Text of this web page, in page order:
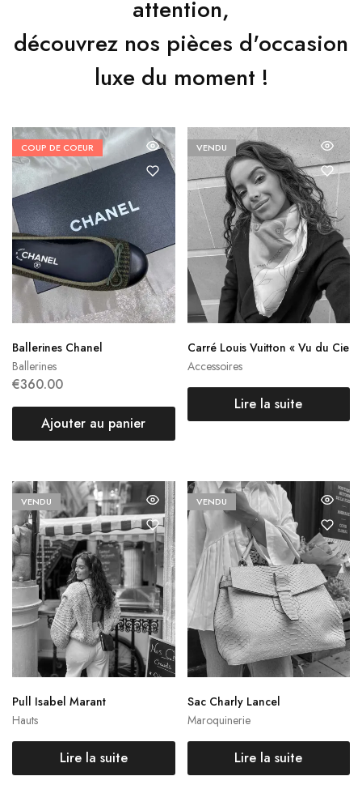
attention,
découvrez nos pièces d'occasion
luxe du moment !
COUP DE COEUR
Ballerines
Ballerines Chanel
€360.00
Ajouter au panier
VENDU
Accessoires
Carré Louis Vuitton « Vu du Cie
l »
Lire la suite
VENDU
Hauts
Pull Isabel Marant
Lire la suite
VENDU
Maroquinerie
Sac Charly Lancel
Lire la suite